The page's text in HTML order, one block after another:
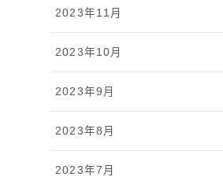
2023年11月
2023年10月
2023年9月
2023年8月
2023年7月